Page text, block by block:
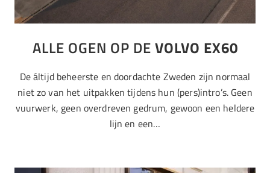
ALLE OGEN OP DEVOLVO EX60
De áltijd beheerste en doordachte Zweden zijn normaal
niet zo van het uitpakken tijdens hun (pers)intro’s. Geen
vuurwerk, geen overdreven gedrum, gewoon een heldere
lijn en een…